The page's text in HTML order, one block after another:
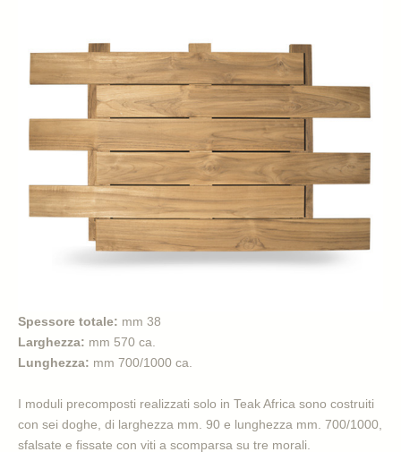
Spessore totale: mm 38
Larghezza: mm 570 ca.
Lunghezza: mm 700/1000 ca.
I moduli precomposti realizzati solo in Teak Africa sono costruiti
con sei doghe, di larghezza mm. 90 e lunghezza mm. 700/1000,
sfalsate e fissate con viti a scomparsa su tre morali.